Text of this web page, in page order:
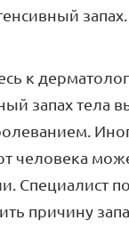
запах.
к
запах тела
человека
Специалист
причину